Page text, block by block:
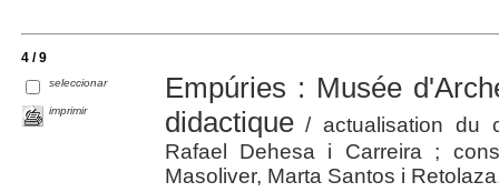
4 / 9
seleccionar
imprimir
Empúries : Musée
didactique/ actualisation du
Rafael Dehesa i Carreira ;
Masoliver, Marta Santos i